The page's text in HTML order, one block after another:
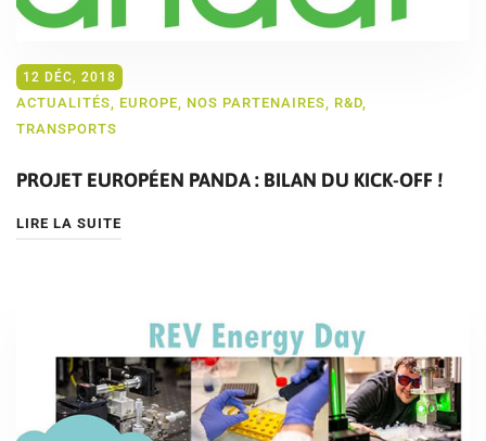
12 DÉC, 2018
ACTUALITÉS EUROPE NOS PARTENAIRES R&D
TRANSPORTS
PROJET EUROPÉEN PANDA : BILAN DU KICK-OFF !
LIRE LA SUITE